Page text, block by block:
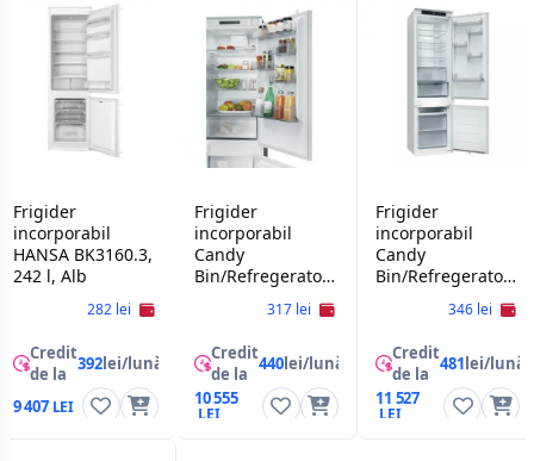
Frigider
incorporabil
HANSA BK3160.3,
242 l, Alb
282 lei
Credit
de la 392lei/lună
9 407
Frigider
incorporabil
Candy
Bin/Refregerator
ECNBQL3518EV
317 lei
Credit
de la 440lei/lună
10 555
Frigider
incorporabil
Candy
Bin/Refregerator
CNBQT3519EW
346 lei
Credit
de la 481lei/lună
11 527